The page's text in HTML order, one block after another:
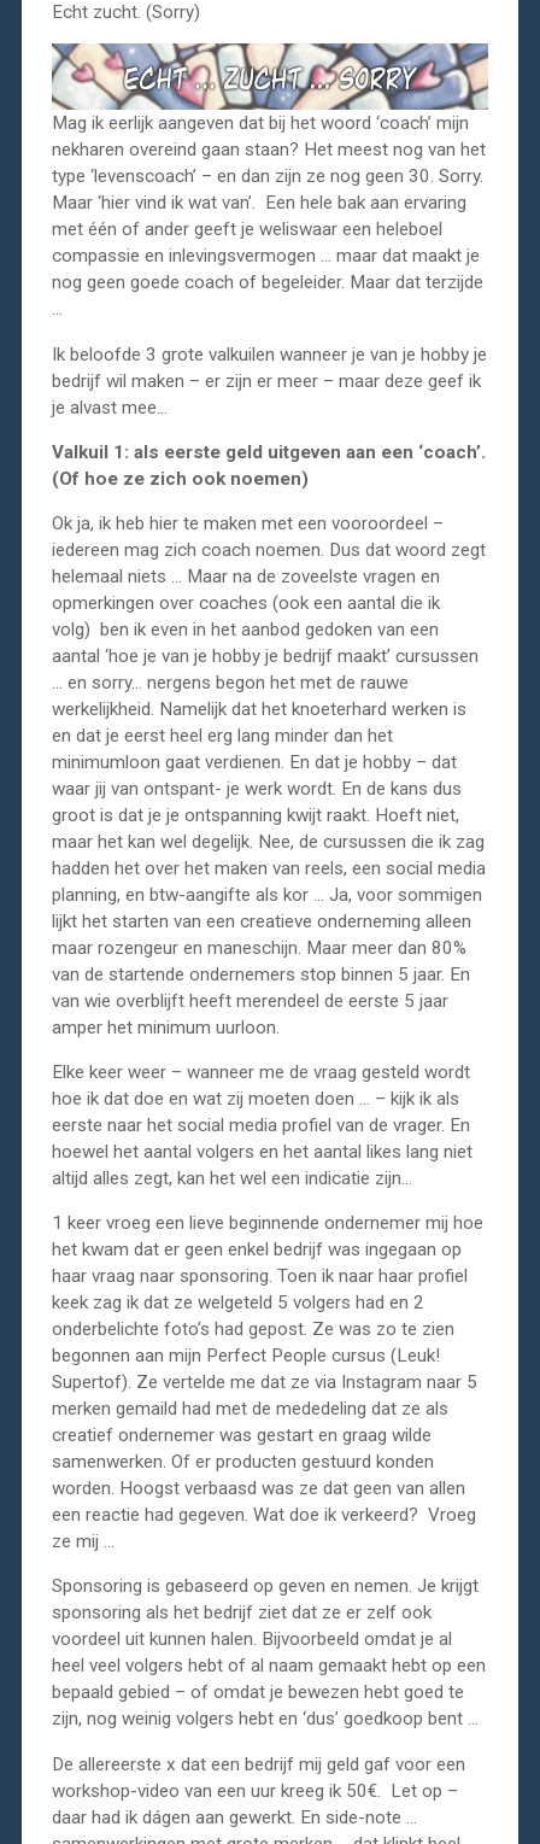
Echt zucht. (Sorry)
Mag ik eerlijk aangeven dat bij het woord ‘coach’ mijn
nekharen overeind gaan staan? Het meest nog van het
type ‘levenscoach’ – en dan zijn ze nog geen 30. Sorry.
Maar ‘hier vind ik wat van’. Een hele bak aan ervaring
met één of ander geeft je weliswaar een heleboel
compassie en inlevingsvermogen … maar dat maakt je
nog geen goede coach of begeleider. Maar dat terzijde
…
Ik beloofde 3 grote valkuilen wanneer je van je hobby je
bedrijf wil maken – er zijn er meer – maar deze geef ik
je alvast mee…
Valkuil 1: als eerste geld uitgeven aan een ‘coach’.
(Of hoe ze zich ook noemen)
Ok ja, ik heb hier te maken met een vooroordeel –
iedereen mag zich coach noemen. Dus dat woord zegt
helemaal niets … Maar na de zoveelste vragen en
opmerkingen over coaches (ook een aantal die ik
volg) ben ik even in het aanbod gedoken van een
aantal ‘hoe je van je hobby je bedrijf maakt’ cursussen
… en sorry… nergens begon het met de rauwe
werkelijkheid. Namelijk dat het knoeterhard werken is
en dat je eerst heel erg lang minder dan het
minimumloon gaat verdienen. En dat je hobby – dat
waar jij van ontspant- je werk wordt. En de kans dus
groot is dat je je ontspanning kwijt raakt. Hoeft niet,
maar het kan wel degelijk. Nee, de cursussen die ik zag
hadden het over het maken van reels, een social media
planning, en btw-aangifte als kor … Ja, voor sommigen
lijkt het starten van een creatieve onderneming alleen
maar rozengeur en maneschijn. Maar meer dan 80%
van de startende ondernemers stop binnen 5 jaar. En
van wie overblijft heeft merendeel de eerste 5 jaar
amper het minimum uurloon.
Elke keer weer – wanneer me de vraag gesteld wordt
hoe ik dat doe en wat zij moeten doen … – kijk ik als
eerste naar het social media profiel van de vrager. En
hoewel het aantal volgers en het aantal likes lang niet
altijd alles zegt, kan het wel een indicatie zijn…
1 keer vroeg een lieve beginnende ondernemer mij hoe
het kwam dat er geen enkel bedrijf was ingegaan op
haar vraag naar sponsoring. Toen ik naar haar profiel
keek zag ik dat ze welgeteld 5 volgers had en 2
onderbelichte foto’s had gepost. Ze was zo te zien
begonnen aan mijn Perfect People cursus (Leuk!
Supertof). Ze vertelde me dat ze via Instagram naar 5
merken gemaild had met de mededeling dat ze als
creatief ondernemer was gestart en graag wilde
samenwerken. Of er producten gestuurd konden
worden. Hoogst verbaasd was ze dat geen van allen
een reactie had gegeven. Wat doe ik verkeerd? Vroeg
ze mij …
Sponsoring is gebaseerd op geven en nemen. Je krijgt
sponsoring als het bedrijf ziet dat ze er zelf ook
voordeel uit kunnen halen. Bijvoorbeeld omdat je al
heel veel volgers hebt of al naam gemaakt hebt op een
bepaald gebied – of omdat je bewezen hebt goed te
zijn, nog weinig volgers hebt en ‘dus’ goedkoop bent …
De allereerste x dat een bedrijf mij geld gaf voor een
workshop-video van een uur kreeg ik 50€. Let op –
daar had ik dágen aan gewerkt. En side-note …